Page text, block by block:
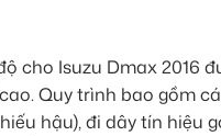
cho Isuzu Dmax 2016
Quy trình bao gồm
hậu), đi dây tín hiệu